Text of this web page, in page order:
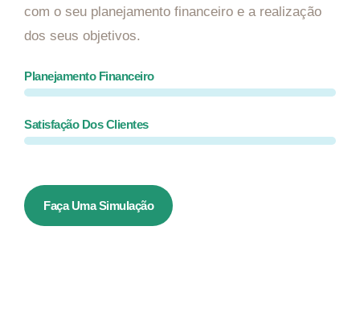
com o seu planejamento financeiro e a realização
dos seus objetivos.
Planejamento Financeiro
Satisfação Dos Clientes
Faça Uma Simulação